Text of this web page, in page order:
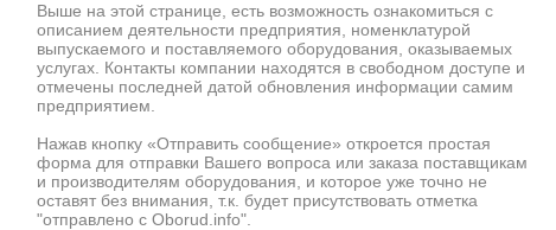
Выше на этой странице, есть возможность ознакомиться с
описанием деятельности предприятия, номенклатурой
выпускаемого и поставляемого оборудования, оказываемых
услугах. Контакты компании находятся в свободном доступе и
отмечены последней датой обновления информации самим
предприятием.
Нажав кнопку «Отправить сообщение» откроется простая
форма для отправки Вашего вопроса или заказа поставщикам
и производителям оборудования, и которое уже точно не
оставят без внимания, т.к. будет присутствовать отметка
"отправлено с Oborud.info".